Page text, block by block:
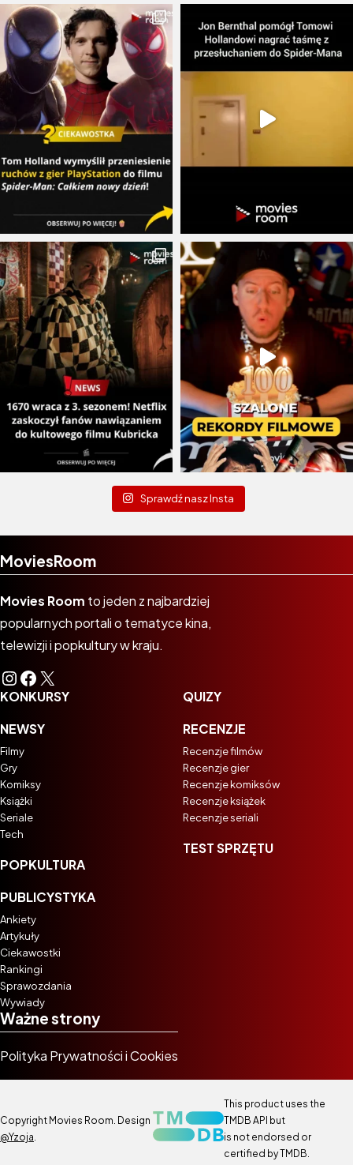
Sprawdź nasz Insta
MoviesRoom
Movies Room to jeden z najbardziej
popularnych portali o tematyce kina,
telewizji i popkultury w kraju.
Instagram
Facebook
X
KONKURSY
NEWSY
Filmy
Gry
Komiksy
Książki
Seriale
Tech
POPKULTURA
PUBLICYSTYKA
Ankiety
Artykuły
Ciekawostki
Rankingi
Sprawozdania
Wywiady
QUIZY
RECENZJE
Recenzje filmów
Recenzje gier
Recenzje komiksów
Recenzje książek
Recenzje seriali
TEST SPRZĘTU
Ważne strony
Polityka Prywatności i Cookies
Copyright Movies Room. Design
@Yzoja
This product uses the
TMDB API but
is not endorsed or
certified by TMDB.